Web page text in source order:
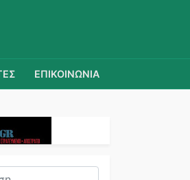
ΕΠΙΚΟΙΝΩΝΙΑ